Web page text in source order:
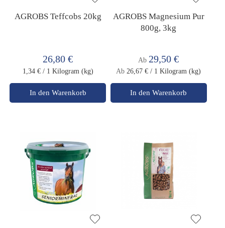
AGROBS Teffcobs 20kg
26,80 €
1,34 € / 1 Kilogram (kg)
In den Warenkorb
AGROBS Magnesium Pur
800g, 3kg
Ab 29,50 €
Ab 26,67 € / 1 Kilogram (kg)
In den Warenkorb